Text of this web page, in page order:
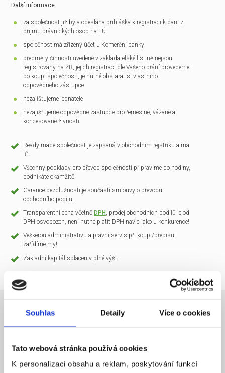
Souhlas Detaily Více o cookies
Tato webová stránka používá cookies
K personalizaci obsahu a reklam, poskytování funkcí
Další informace:
za společnost již byla odeslána přihláška k registraci k dani z
příjmu právnických osob na FÚ
společnost má zřízený účet u Komerční banky
předměty činnosti uvedené v zakladatelské listině nejsou
registrovány na ŽR, jejich registraci dle Vašeho přání provedeme
po koupi společnosti, je nutné obstarat si vlastního
odpovědného zástupce
nezajišťujeme jednatele
nezajišťujeme odpovědné zástupce pro řemeslné, vázané a
koncesované živnosti
Ready made společnost je zapsaná v obchodním rejstříku a má
IČ.
Všechny podklady pro převod společnosti připravíme do hodiny,
podnikáte okamžitě.
Garance bezdlužnosti je součástí smlouvy o převodu
obchodního podílu.
Transparentní cena včetně DPH , prodej obchodních podílů je od
DPH osvobozen, není nutné platit DPH navíc jako u konkurence!
Veškerou administrativu a právní servis při koupi/přepisu
zařídíme my!
Základní kapitál splacen v plné výši.
KAPITÁL
SÍDLO Praha 1